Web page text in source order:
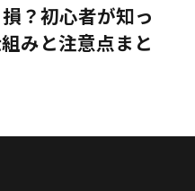
？初心者が知っ
みと注意点まと